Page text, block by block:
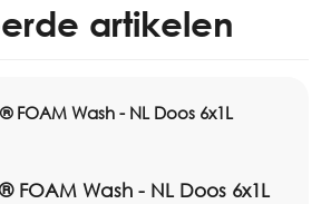
artikelen
FOAM Wash - NL Doos 6x1L